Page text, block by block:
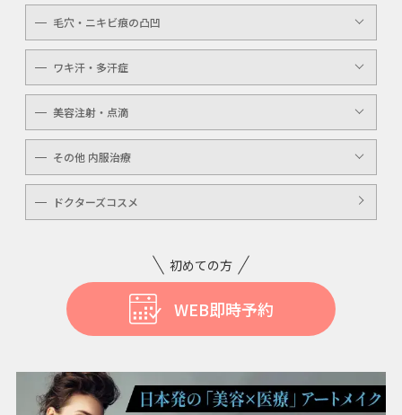
初めての方
WEB即時予約
レーザートーニング
ケミカルピーリング
毛穴・ニキビ痕の凸凹
YAGシャワー
毛穴洗浄
ワキ汗・多汗症
ボトックスボツラックス
ボトックスビスタ
美容注射・点滴
高濃度ビタミンC点滴
白玉注射・点滴
ニキビ・美肌注射・点滴
その他 内服治療
美白内服治療
ドクターズコスメ